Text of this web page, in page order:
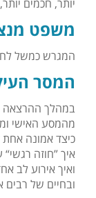
יותר, חכמים
משפט
המגרש כמשל
המסר
במהלך ההרצאה
מהמסע האישי
כיצד אמונה
איך ”חוזה
ואיך אירוע לב
ובחיים של רבים